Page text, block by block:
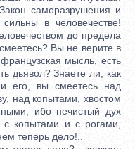
саморазрушения и
в человечестве!
до предела
Вы не верите в
мысль, есть
дьявол? Знаете ли, как
его, вы смеетесь над
над копытами, хвостом
ибо нечистый дух
копытами и с рогами,
теперь дело!..